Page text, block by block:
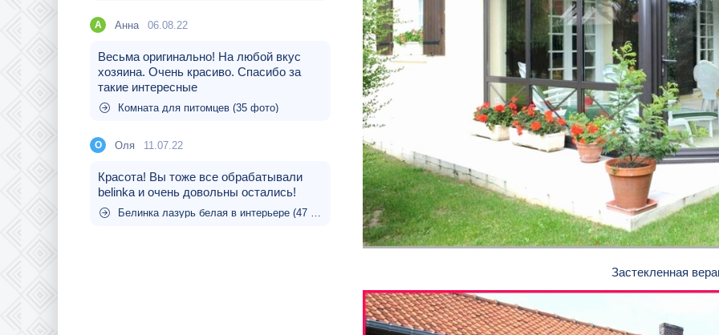
A Aнна 06.08.22
Весьма оригинально! На любой вкус
хозяина. Очень красиво. Спасибо за
такие интересные
Комната для питомцев (35 фото)
О Оля 11.07.22
Красота! Вы тоже все обрабатывали
belinka и очень довольны остались!
Белинка лазурь белая в интерьере (47 фото)
Застекленная